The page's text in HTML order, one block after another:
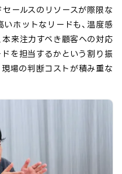
ールスのリソースが際限な
いホットなリードも、温度感
本来注力すべき顧客への対応
を担当するかという割り振
現場の判断コストが積み重な